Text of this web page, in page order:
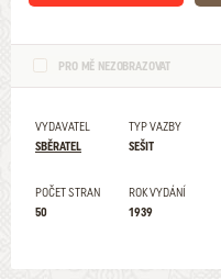
PRO MĚ NEZOBRAZOVAT
VYDAVATEL
SBĚRATEL
TYP VAZBY
SEŠIT
POČET STRAN
50
ROK VYDÁNÍ
1939